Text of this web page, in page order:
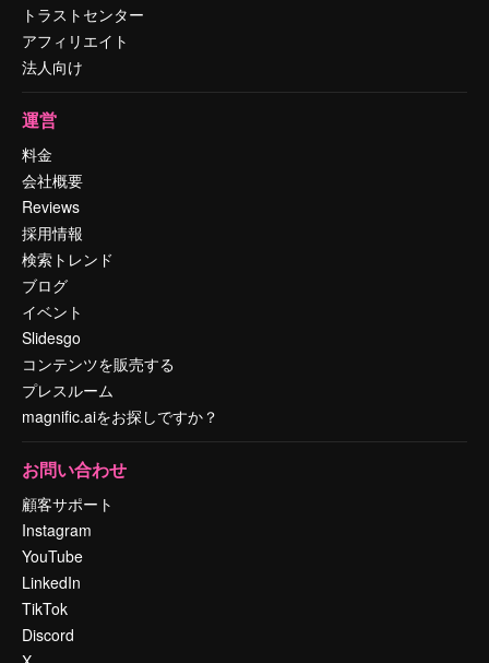
トラストセンター
アフィリエイト
法人向け
運営
料金
会社概要
Reviews
採用情報
検索トレンド
ブログ
イベント
Slidesgo
コンテンツを販売する
プレスルーム
magnific.aiをお探しですか？
お問い合わせ
顧客サポート
Instagram
YouTube
LinkedIn
TikTok
Discord